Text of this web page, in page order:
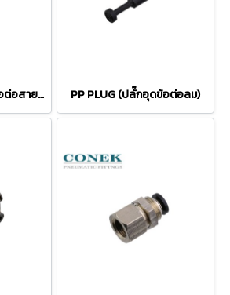
PZA Union Cross (ข้อต่อสายลม 4 ทาง) PP PLUG (ปลั๊กอุดข้อต่อลม)